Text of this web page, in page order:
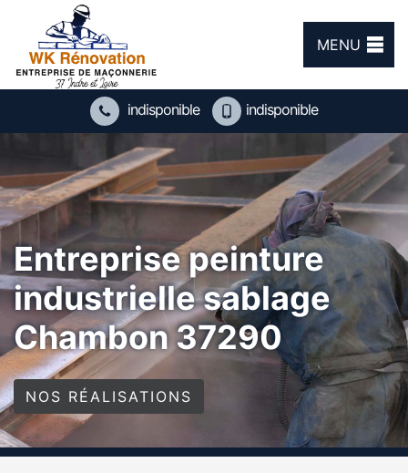
MENU
indisponible indisponible
Entreprise peinture
industrielle sablage
Chambon 37290
NOS RÉALISATIONS